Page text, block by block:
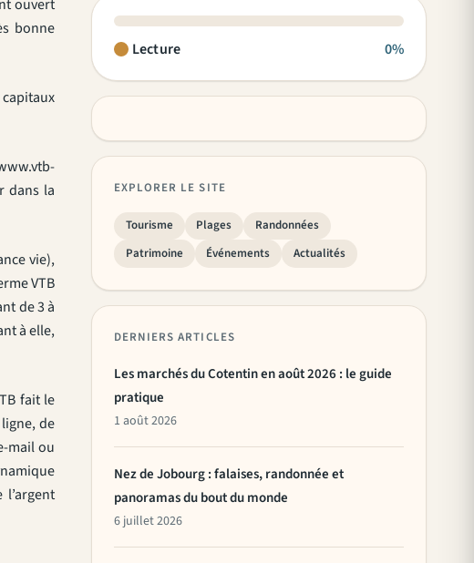
ouvert
bonne
dans la
vie),
VTB
de 3 à
à elle,
fait le
de
mail ou
Lecture 0%
EXPLORER LE SITE
Tourisme Plages
Randonnées
Patrimoine
Événements Actualités
DERNIERS ARTICLES
Les marchés du Cotentin en août 2026 : le guide
pratique
1 août 2026
Nez de Jobourg : falaises, randonnée et
panoramas du bout du monde
6 juillet 2026